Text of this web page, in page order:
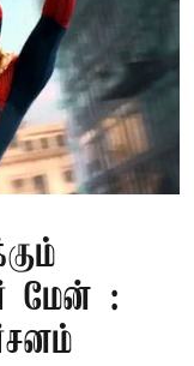
மேன் :